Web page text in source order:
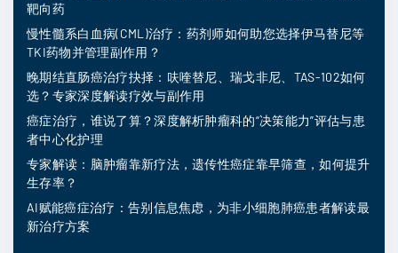
靶向药
慢性髓系白血病(CML)治疗：药剂师如何助您选择伊马替尼等
TKI药物并管理副作用？
晚期结直肠癌治疗抉择：呋喹替尼、瑞戈非尼、TAS-102如何
选？专家深度解读疗效与副作用
癌症治疗，谁说了算？深度解析肿瘤科的“决策能力”评估与患
者中心化护理
专家解读：脑肿瘤靠新疗法，遗传性癌症靠早筛查，如何提升
生存率？
AI赋能癌症治疗：告别信息焦虑，为非小细胞肺癌患者解读最
新治疗方案